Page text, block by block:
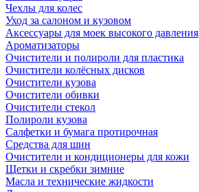
Чехлы для колес
Уход за салоном и кузовом
Аксессуары для моек высокого давления
Ароматизаторы
Очистители и полироли для пластика
Очистители колёсных дисков
Очистители кузова
Очистители обивки
Очистители стекол
Полироли кузова
Салфетки и бумага протирочная
Средства для шин
Очистители и кондиционеры для кожи
Щетки и скребки зимние
Масла и технические жидкости